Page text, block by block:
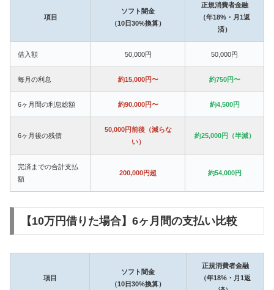
項目
ソフト闇金
（10日30%換算）
正規消費者金融
（年18%・月1返
済）
借入額 50,000円 50,000円
毎月の利息 約15,000円〜 約750円〜
6ヶ月間の利息総額 約90,000円〜 約4,500円
6ヶ月後の残債
50,000円前後（減らな
い）
約25,000円（半減）
完済までの合計支払
額
200,000円超 約54,000円
【10万円借りた場合】6ヶ月間の支払い比較
項目
ソフト闇金
（10日30%換算）
正規消費者金融
（年18%・月1返